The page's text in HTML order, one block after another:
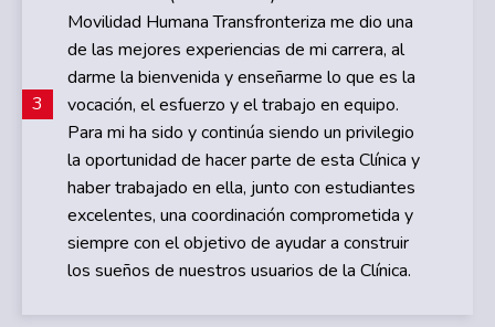
3
Movilidad Humana Transfronteriza me dio una
de las mejores experiencias de mi carrera, al
darme la bienvenida y enseñarme lo que es la
vocación, el esfuerzo y el trabajo en equipo.
Para mi ha sido y continúa siendo un privilegio
la oportunidad de hacer parte de esta Clínica y
haber trabajado en ella, junto con estudiantes
excelentes, una coordinación comprometida y
siempre con el objetivo de ayudar a construir
los sueños de nuestros usuarios de la Clínica.